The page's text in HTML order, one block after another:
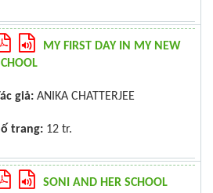
MY FIRST DAY IN MY NEW
giả: ANIKA CHATTERJEE
trang: 12 tr.
SONI AND HER SCHOOL